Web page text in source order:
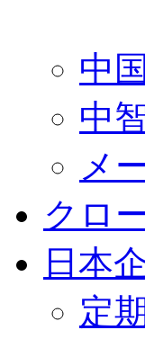
中
中
メ
クロ
日本
定